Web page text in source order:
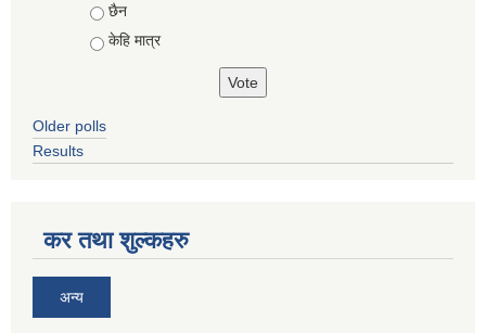
छैन
केहि मात्र
Older polls
Results
कर तथा शुल्कहरु
अन्य